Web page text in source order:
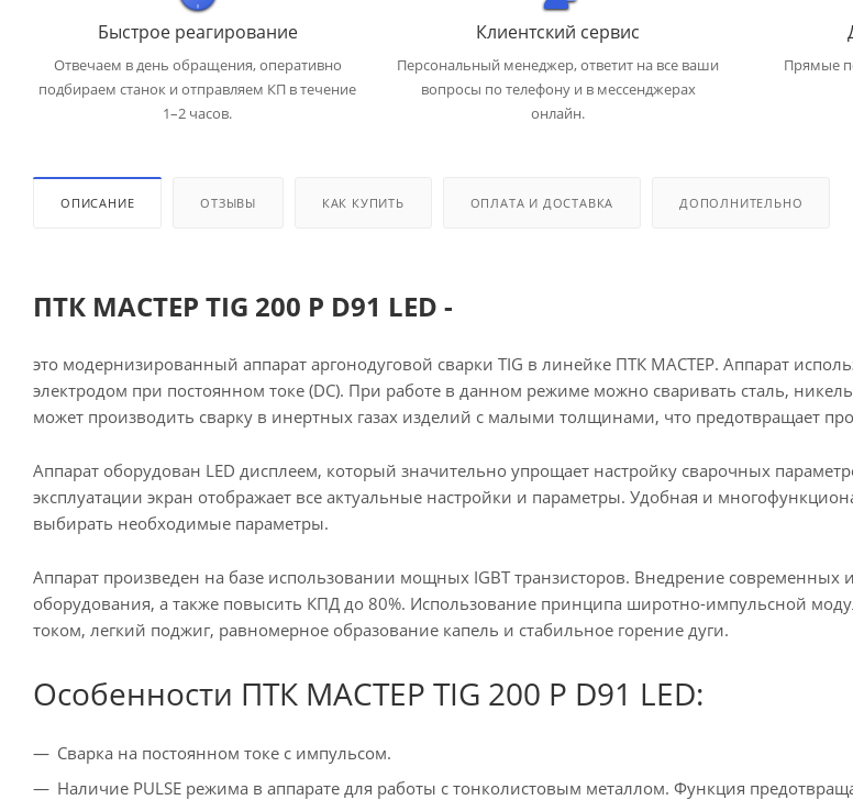
Быстрое реагирование
Отвечаем в день обращения, оперативно
подбираем станок и отправляем КП в течение
1–2 часов.
Клиентский сервис
Персональный менеджер, ответит на все ваши
вопросы по телефону и в мессенджерах
онлайн.
Прямые
ОПИСАНИЕ ОТЗЫВЫ КАК КУПИТЬ ОПЛАТА И ДОСТАВКА ДОПОЛНИТЕЛЬНО
ПТК МАСТЕР TIG 200 P D91 LED -
это модернизированный аппарат аргонодуговой сварки TIG в линейке ПТК МАСТЕР. Аппарат
электродом при постоянном токе (DС). При работе в данном режиме можно сваривать сталь,
может производить сварку в инертных газах изделий с малыми толщинами, что предотвращает
Аппарат оборудован LED дисплеем, который значительно упрощает настройку сварочных
эксплуатации экран отображает все актуальные настройки и параметры. Удобная и
выбирать необходимые параметры.
Аппарат произведен на базе использовании мощных IGBT транзисторов. Внедрение современных
оборудования, а также повысить КПД до 80%. Использование принципа широтно-импульсной
током, легкий поджиг, равномерное образование капель и стабильное горение дуги.
Особенности ПТК МАСТЕР TIG 200 P D91 LED:
Сварка на постоянном токе с импульсом.
Наличие PULSE режима в аппарате для работы с тонколистовым металлом. Функция